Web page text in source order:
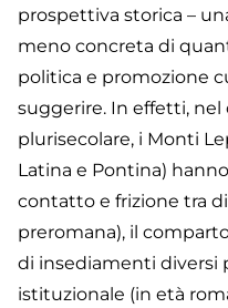
prospettiva storica –
meno concreta di
politica e promozione
suggerire. In effetti, nel
plurisecolare, i Monti
Latina e Pontina)
contatto e frizione tra
preromana), il
di insediamenti diversi
istituzionale (in età